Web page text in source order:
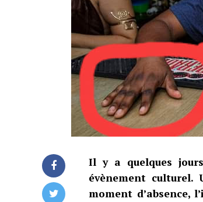
Il y a quelques
évènement culturel.
moment d’absence,